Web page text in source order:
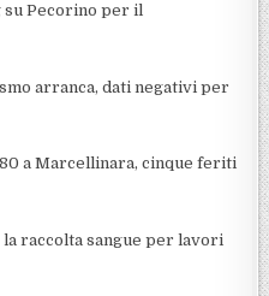
su Pecorino per il
arranca, dati negativi per
a Marcellinara, cinque feriti
raccolta sangue per lavori